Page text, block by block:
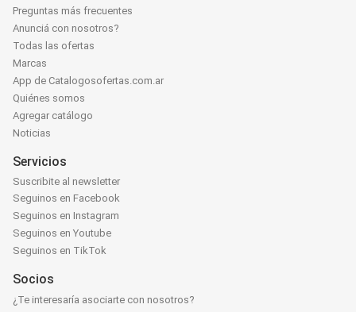
Preguntas más frecuentes
Anunciá con nosotros?
Todas las ofertas
Marcas
App de Catalogosofertas.com.ar
Quiénes somos
Agregar catálogo
Noticias
Servicios
Suscribite al newsletter
Seguinos en Facebook
Seguinos en Instagram
Seguinos en Youtube
Seguinos en TikTok
Socios
¿Te interesaría asociarte con nosotros?